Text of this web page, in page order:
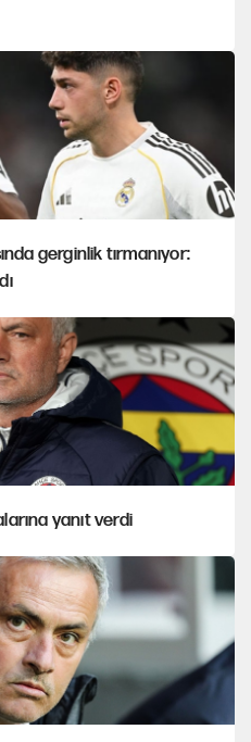
gerginlik tırmanıyor:
yanıt verdi